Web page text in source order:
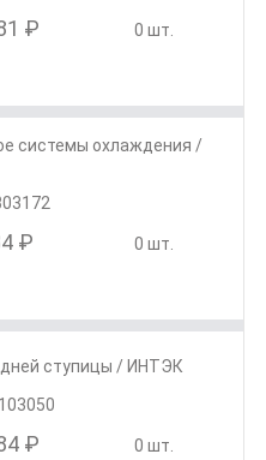
₽ 0 шт.
системы охлаждения /
₽ 0 шт.
ступицы / ИНТЭК
₽ 0 шт.